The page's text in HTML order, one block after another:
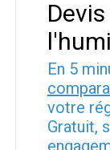
En 5
votre
Gratuit,